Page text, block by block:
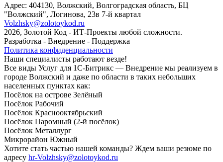
Адрес: 404130, Волжский, Волгоградская область, БЦ
"Волжский", ​Логинова, 23в​ 7-й квартал
Volzhsky@zolotoykod.ru
2026, Золотой Код - ИТ-Проекты любой сложности.
Разработка - Внедрение - Поддержка
Политика конфиденциальности
Наши специалисты работают везде!
Все виды Услуг для 1С-Битрикс — Внедрение мы реализуем в
городе Волжский и даже по области в таких небольших
населенных пунктах как:
Посёлок на острове Зелёный
Посёлок Рабочий
Посёлок Краснооктябрьский
Посёлок Паромный (2-й посёлок)
Посёлок Металлург
Микрорайон Южный
Хотите стать частью нашей команды? Ждем ваши резюме по
адресу hr-Volzhsky@zolotoykod.ru